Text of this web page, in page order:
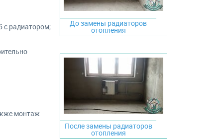
До замены радиаторов
отопления
После замены радиаторов
отопления
с радиатором;
монтаж